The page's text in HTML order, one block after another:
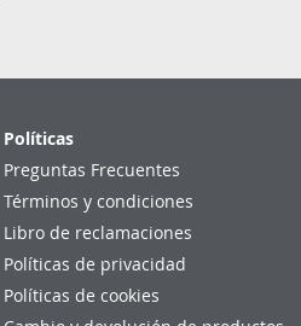
Políticas
Preguntas Frecuentes
Términos y condiciones
Libro de reclamaciones
Políticas de privacidad
Políticas de cookies